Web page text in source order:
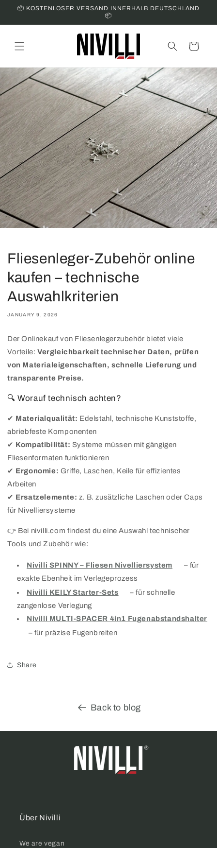
Skip to
📦 KOSTENLOSER VERSAND INNERHALB DEUTSCHLAND
📦
Cart
Fliesenleger-Zubehör online
kaufen – technische
Auswahlkriterien
JANUARY 9, 2026
Der Onlinekauf von Fliesenlegerzubehör bietet viele
Vorteile: Vergleichbarkeit technischer Daten, prüfen
von Materialeigenschaften, schnelle Lieferung und
transparente Preise.
🔍 Worauf technisch achten?
✔ Materialqualität: Edelstahl, technische Kunststoffe,
abriebfeste Komponenten
✔ Kompatibilität: Systeme müssen mit gängigen
Fliesenformaten funktionieren
✔ Ergonomie: Griffe, Laschen, Keile für effizientes
Arbeiten
✔ Ersatzelemente: z. B. zusätzliche Laschen oder Caps
für Nivelliersysteme
👉 Bei nivilli.com findest du eine Auswahl technischer
Tools und Zubehör wie:
Nivilli SPINNY – Fliesen Nivelliersystem
– für
exakte Ebenheit im Verlegeprozess
Nivilli KEILY Starter‑Sets
– für schnelle
zangenlose Verlegung
Nivilli MULTI‑SPACER 4in1 Fugenabstandshalter
– für präzise Fugenbreiten
Share
Back to blog
Über Nivilli
We are vegan